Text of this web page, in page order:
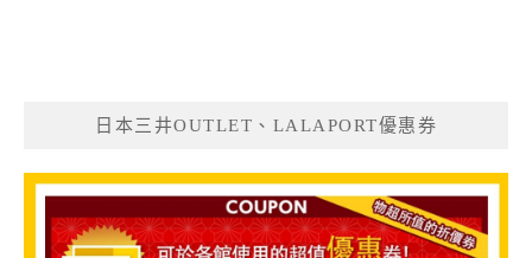
日本三井OUTLET、LALAPORT優惠券